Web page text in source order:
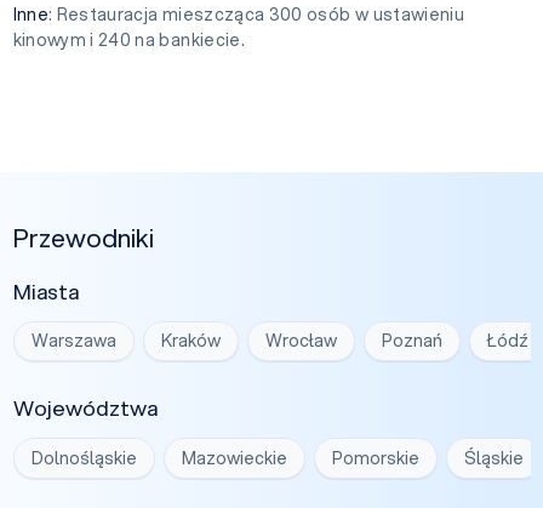
Inne: Restauracja mieszcząca 300 osób w ustawieniu
kinowym i 240 na bankiecie.
Przewodniki
Miasta
Warszawa Kraków Wrocław Poznań Łódź
Województwa
Dolnośląskie Mazowieckie Pomorskie Śląskie